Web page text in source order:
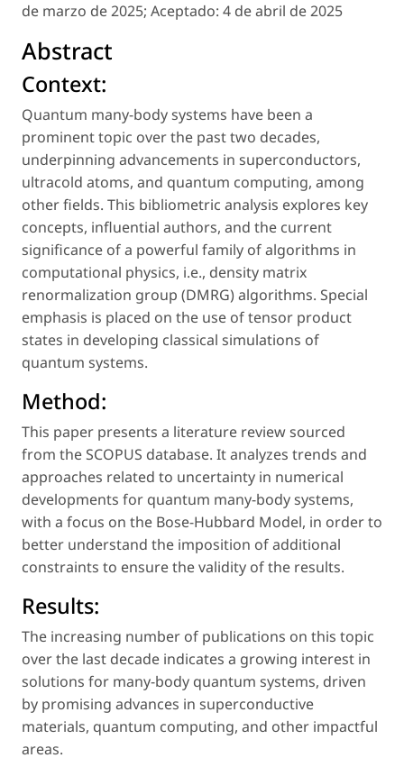
de marzo de 2025; Aceptado: 4 de abril de 2025
Abstract
Context:
Quantum many-body systems have been a
prominent topic over the past two decades,
underpinning advancements in superconductors,
ultracold atoms, and quantum computing, among
other fields. This bibliometric analysis explores key
concepts, influential authors, and the current
significance of a powerful family of algorithms in
computational physics, i.e., density matrix
renormalization group (DMRG) algorithms. Special
emphasis is placed on the use of tensor product
states in developing classical simulations of
quantum systems.
Method:
This paper presents a literature review sourced
from the SCOPUS database. It analyzes trends and
approaches related to uncertainty in numerical
developments for quantum many-body systems,
with a focus on the Bose-Hubbard Model, in order to
better understand the imposition of additional
constraints to ensure the validity of the results.
Results:
The increasing number of publications on this topic
over the last decade indicates a growing interest in
solutions for many-body quantum systems, driven
by promising advances in superconductive
materials, quantum computing, and other impactful
areas.